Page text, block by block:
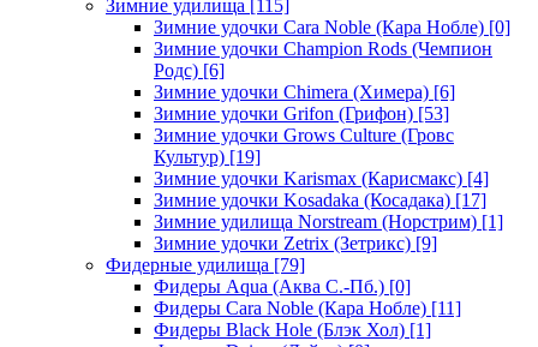
Зимние удилища [115]
Зимние удочки Cara Noble (Кара Нобле) [0]
Зимние удочки Champion Rods (Чемпион
Родс) [6]
Зимние удочки Chimera (Химера) [6]
Зимние удочки Grifon (Грифон) [53]
Зимние удочки Grows Culture (Гровс
Культур) [19]
Зимние удочки Karismax (Карисмакс) [4]
Зимние удочки Kosadaka (Косадака) [17]
Зимние удилища Norstream (Норстрим) [1]
Зимние удочки Zetrix (Зетрикс) [9]
Фидерные удилища [79]
Фидеры Aqua (Аква С.-Пб.) [0]
Фидеры Cara Noble (Кара Нобле) [11]
Фидеры Black Hole (Блэк Хол) [1]